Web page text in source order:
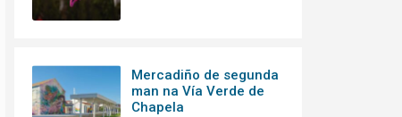
Mercadiño de segunda
man na Vía Verde de
Chapela